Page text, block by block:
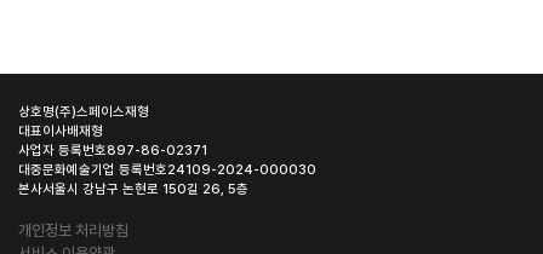
상호명(주)스페이스재형
대표이사배재형
사업자 등록번호897-86-02371
대중문화예술기업 등록번호24109-2024-000030
본사서울시 강남구 논현로 150길 26, 5층
개인정보 처리방침